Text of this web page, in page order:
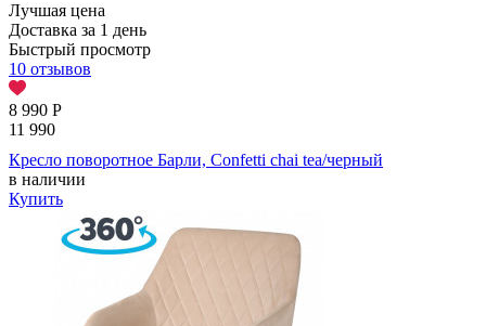
Лучшая цена
Доставка за 1 день
Быстрый просмотр
10 отзывов
8 990 Р
11 990
Кресло поворотное Барли, Confetti chai tea/черный
в наличии
Купить